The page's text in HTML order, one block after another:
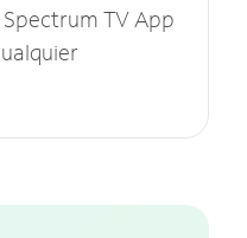
TV App